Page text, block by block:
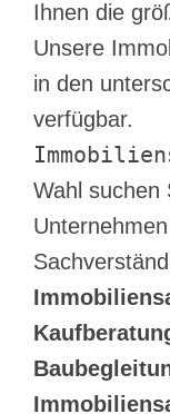
Ihnen die
Unsere
in den
verfügbar.
Wahl suchen